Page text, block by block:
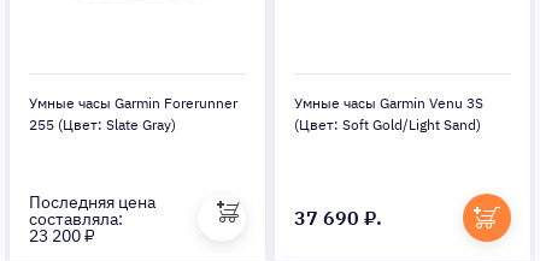
Умные часы Garmin Forerunner
255 (Цвет: Slate Gray)
Последняя цена
составляла:
23 200 ₽
Умные часы Garmin Venu 3S
(Цвет: Soft Gold/Light Sand)
37 690 ₽.